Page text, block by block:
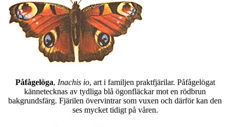
Påfågelöga, Inachis io, art i familjen praktfjärilar. Påfågelögat
kännetecknas av tydliga blå ögonfläckar mot en rödbrun
bakgrundsfärg. Fjärilen övervintrar som vuxen och därför kan den
ses mycket tidigt på våren.